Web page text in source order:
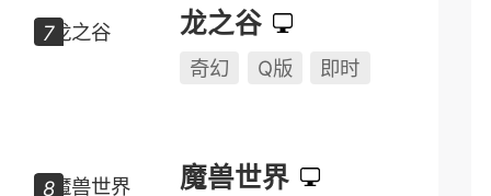
龙之谷
奇幻 Q版 即时
魔兽世界